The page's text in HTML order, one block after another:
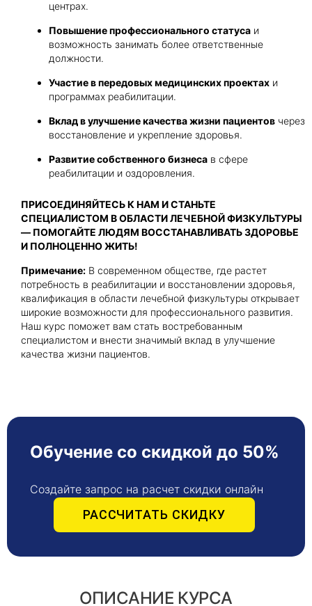
центрах.
Повышение профессионального статуса и
возможность занимать более ответственные
должности.
Участие в передовых медицинских проектах и
программах реабилитации.
Вклад в улучшение качества жизни пациентов через
восстановление и укрепление здоровья.
Развитие собственного бизнеса в сфере
реабилитации и оздоровления.
ПРИСОЕДИНЯЙТЕСЬ К НАМ И СТАНЬТЕ
СПЕЦИАЛИСТОМ В ОБЛАСТИ ЛЕЧЕБНОЙ ФИЗКУЛЬТУРЫ
— ПОМОГАЙТЕ ЛЮДЯМ ВОССТАНАВЛИВАТЬ ЗДОРОВЬЕ
И ПОЛНОЦЕННО ЖИТЬ!
Примечание: В современном обществе, где растет
потребность в реабилитации и восстановлении здоровья,
квалификация в области лечебной физкультуры открывает
широкие возможности для профессионального развития.
Наш курс поможет вам стать востребованным
специалистом и внести значимый вклад в улучшение
качества жизни пациентов.
Обучение со скидкой до 50%
Создайте запрос на расчет скидки онлайн
РАССЧИТАТЬ СКИДКУ
ОПИСАНИЕ КУРСА